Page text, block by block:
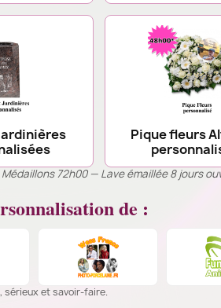
Pique fleurs
72h00 — Lave émaillée 8 jours
de :
sérieux et savoir-faire.